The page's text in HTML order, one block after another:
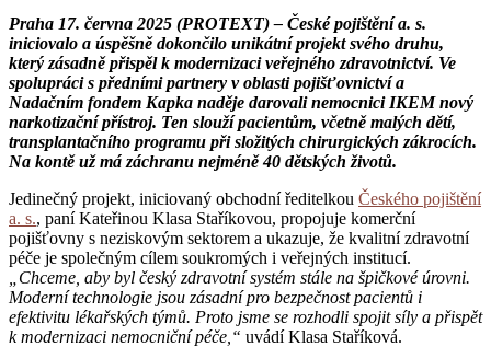
Praha 17. června 2025 (PROTEXT) – České pojištění a. s.
iniciovalo a úspěšně dokončilo unikátní projekt svého druhu,
který zásadně přispěl k modernizaci veřejného zdravotnictví. Ve
spolupráci s předními partnery v oblasti pojišťovnictví a
Nadačním fondem Kapka naděje darovali nemocnici IKEM nový
narkotizační přístroj. Ten slouží pacientům, včetně malých dětí,
transplantačního programu při složitých chirurgických zákrocích.
Na kontě už má záchranu nejméně 40 dětských životů.
Jedinečný projekt, iniciovaný obchodní ředitelkou Českého pojištění
a. s., paní Kateřinou Klasa Staříkovou, propojuje komerční
pojišťovny s neziskovým sektorem a ukazuje, že kvalitní zdravotní
péče je společným cílem soukromých i veřejných institucí.
„Chceme, aby byl český zdravotní systém stále na špičkové úrovni.
Moderní technologie jsou zásadní pro bezpečnost pacientů i
efektivitu lékařských týmů. Proto jsme se rozhodli spojit síly a přispět
k modernizaci nemocniční péče,“ uvádí Klasa Staříková.